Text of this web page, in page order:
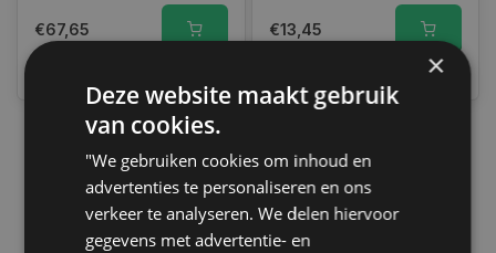
€67,65 €13,45
1
×
Deze website maakt gebruik
van cookies.
"We gebruiken cookies om inhoud en
advertenties te personaliseren en ons
verkeer te analyseren. We delen hiervoor
gegevens met advertentie- en